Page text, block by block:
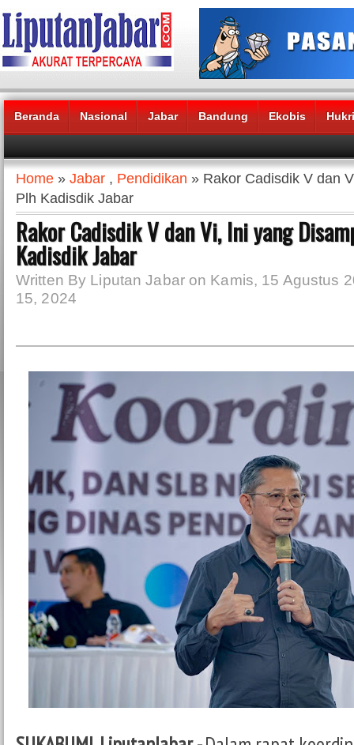
Beranda Nasional Jabar Bandung Ekobis
Headlines News :
Home » Jabar , Pendidikan » Rakor Cadisdik V dan
Plh Kadisdik Jabar
Rakor Cadisdik V dan Vi, Ini yang
Kadisdik Jabar
Written By Liputan Jabar on Kamis, 15 Agustus
15, 2024